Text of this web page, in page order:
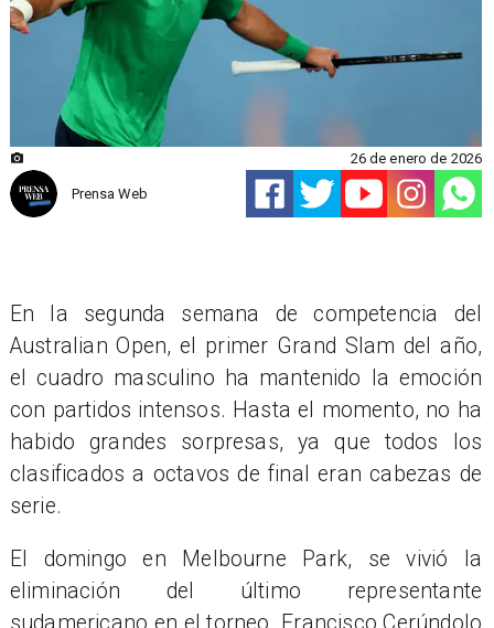
Prensa Web
26 de enero de 2026
En la segunda semana de competencia del
Australian Open, el primer Grand Slam del año,
el cuadro masculino ha mantenido la emoción
con partidos intensos. Hasta el momento, no ha
habido grandes sorpresas, ya que todos los
clasificados a octavos de final eran cabezas de
serie.
El domingo en Melbourne Park, se vivió la
eliminación del último representante